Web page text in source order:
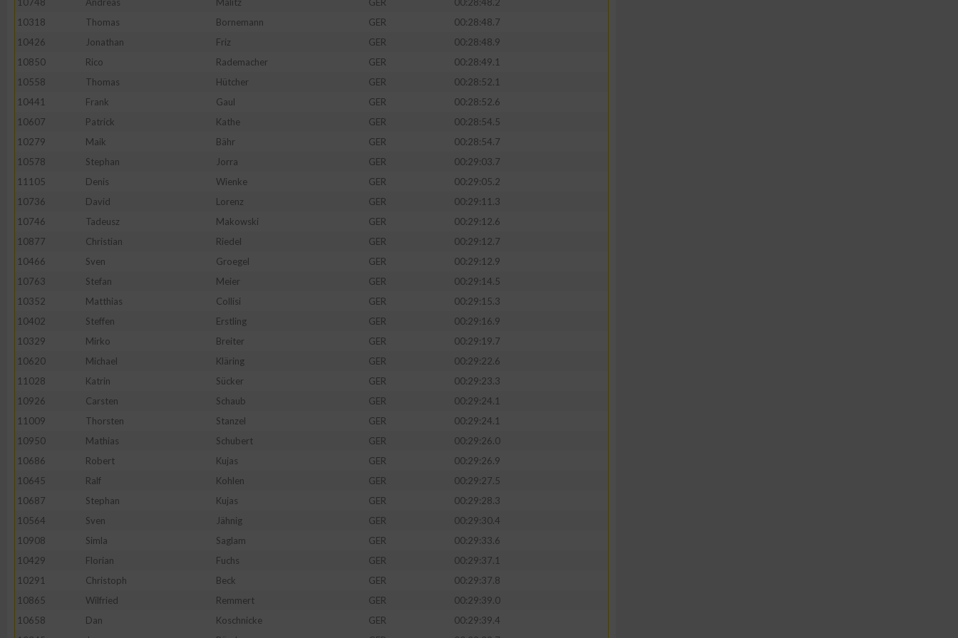
10318
Thomas Bornemann GER
00:28:48.7
10426
Jonathan Friz GER
00:28:48.9
10850
Rico Rademacher GER
00:28:49.1
10558
Thomas Hütcher GER
00:28:52.1
10441
Frank Gaul GER
00:28:52.6
10607
Patrick Kathe GER
00:28:54.5
10279
Maik Bähr GER
00:28:54.7
10578
Stephan Jorra GER
00:29:03.7
11105
Denis Wienke GER
00:29:05.2
10736
David Lorenz GER
00:29:11.3
10746
Tadeusz Makowski GER
00:29:12.6
10877
Christian Riedel GER
00:29:12.7
10466
Sven Groegel GER
00:29:12.9
10763
Stefan Meier GER
00:29:14.5
10352
Matthias Collisi GER
00:29:15.3
10402
Steffen Erstling GER
00:29:16.9
10329
Mirko Breiter GER
00:29:19.7
10620
Michael Kläring GER
00:29:22.6
11028
Katrin Sücker GER
00:29:23.3
10926
Carsten Schaub GER
00:29:24.1
11009
Thorsten Stanzel GER
00:29:24.1
10950
Mathias Schubert GER
00:29:26.0
10686
Robert Kujas GER
00:29:26.9
10645
Ralf Kohlen GER
00:29:27.5
10687
Stephan Kujas GER
00:29:28.3
10564
Sven Jähnig GER
00:29:30.4
10908
Simla Saglam GER
00:29:33.6
10429
Florian Fuchs GER
00:29:37.1
10291
Christoph Beck GER
00:29:37.8
10865
Wilfried Remmert GER
00:29:39.0
10658
Dan Koschnicke GER
00:29:39.4
Erstellung von Profilen zur Personalisierung von Inhalten
Messung der Werbeleistung
Messung der Performance von Inhalten
Analyse von Zielgruppen durch Statistiken oder Kombinationen von Daten aus
Entwicklung und Verbesserung der Angebote
IAB-Besonderheiten:
Geräte anhand von aktiv angeforderten Informationen identifizieren
Nicht-IAB-Verarbeitungszwecke:
Notwendig
Performance
Funktional